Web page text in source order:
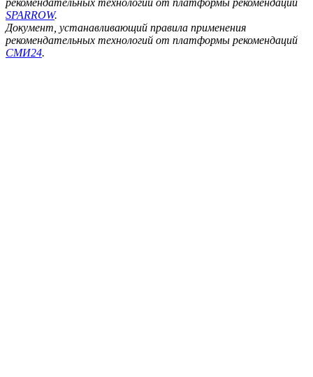
SPARROW.
Документ, устанавливающий правила применения
рекомендательных технологий от платформы рекомендаций
СМИ24.